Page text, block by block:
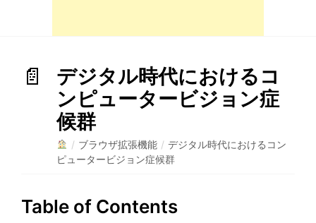
デジタル時代におけるコ
ンピュータービジョン症
候群
/ ブラウザ拡張機能 / デジタル時代におけるコン
ピュータービジョン症候群
Table of Contents